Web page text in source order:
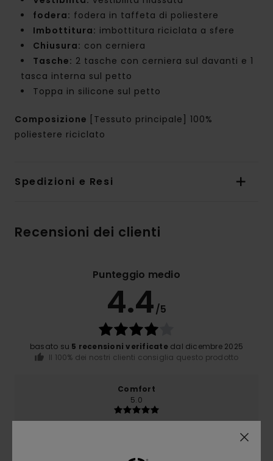
fodera: fodera in taffeta di poliestere
Imbottitura: imbottitura riciclata a sfere
Chiusura: con cerniera
Tasche: 2 tasche con cerniera sul davanti e 1
tasca interna sul petto
Toppa in silicone sul petto
Composizione
[Tessuto principale] 100%
poliestere riciclato
Spedizioni e Resi
Recensioni dei clienti
Punteggio medio
4.4/5
basato su 5 recensioni verificatedal dicembre 2025
Il 100% dei nostri clienti consiglia questo prodotto
Comfort
5.0